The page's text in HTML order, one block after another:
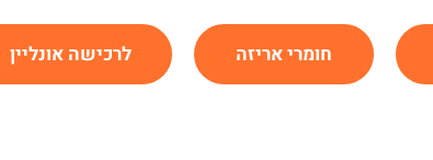
חומרי אריזה לרכישה אונליין